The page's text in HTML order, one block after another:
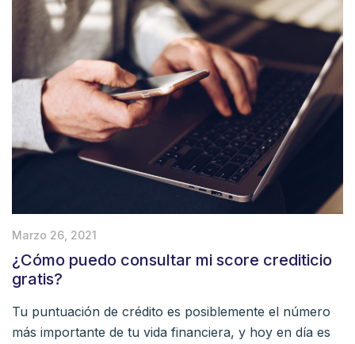
Marzo 26, 2021
¿Cómo puedo consultar mi score crediticio
gratis?
Tu puntuación de crédito es posiblemente el número
más importante de tu vida financiera, y hoy en día es